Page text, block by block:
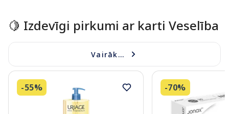
🍋 Izdevīgi pirkumi ar karti Veselība
Vairāk...
-55% -70%